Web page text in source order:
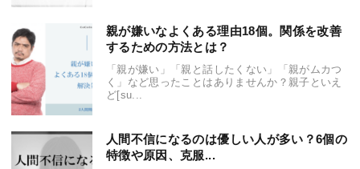
親が嫌いなよくある理由18個。関係を改善
するための方法とは？
「親が嫌い」「親と話したくない」「親がムカつ
く」など思ったことはありませんか？親子といえ
ど[su...
人間不信になるのは優しい人が多い？6個の
特徴や原因、克服...